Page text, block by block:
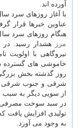
آورده اند.
با آغاز روزهای سرد
عناوین خبرها قرار
هنگام روزهای سرد
مرز
هشدار رسید. در
نیروگاهی با
خاموشی های گسترده
روز گذشته بخش
شرقی و جنوب شرقی
از سویی دیگر به
در سبد سوخت مصرفی
تولیدی افزایش یافت
به وجود می آورد.